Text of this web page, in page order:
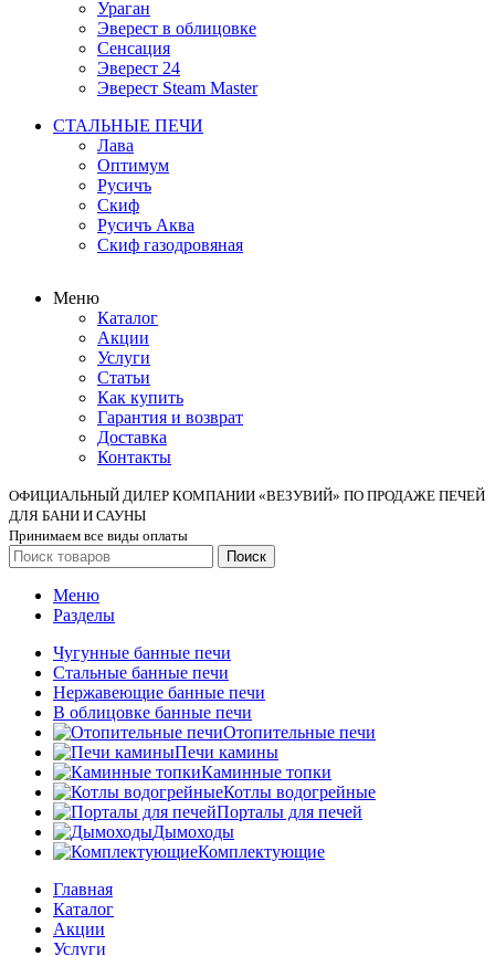
Ураган
Эверест в облицовке
Сенсация
Эверест 24
Эверест Steam Master
СТАЛЬНЫЕ ПЕЧИ
Лава
Оптимум
Русичъ
Скиф
Русичъ Аква
Скиф газодровяная
Меню
Каталог
Акции
Услуги
Статьи
Как купить
Гарантия и возврат
Доставка
Контакты
ОФИЦИАЛЬНЫЙ ДИЛЕР КОМПАНИИ «ВЕЗУВИЙ» ПО ПРОДАЖЕ ПЕЧЕЙ
ДЛЯ БАНИ И САУНЫ
Принимаем все виды оплаты
Поиск
Меню
Разделы
Чугунные банные печи
Стальные банные печи
Нержавеющие банные печи
В облицовке банные печи
Отопительные печи
Печи камины
Каминные топки
Котлы водогрейные
Порталы для печей
Дымоходы
Комплектующие
Главная
Каталог
Акции
Услуги